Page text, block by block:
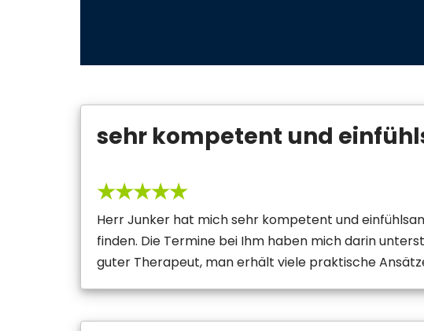
sehr kompetent und
★★★★★
Herr Junker hat mich sehr kompetent und
finden. Die Termine bei Ihm haben mich darin
guter Therapeut, man erhält viele praktische